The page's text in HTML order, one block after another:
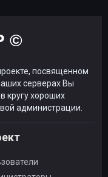
©
посвященном
серверах Вы
кругу хороших
администрации.